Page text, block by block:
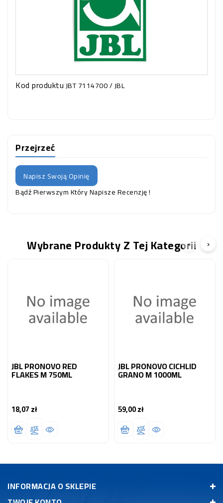
Kod produktuJBT 7114700 / JBL
Przejrzeć
Napisz Swoją Opinię
Bądź Pierwszym Który Napisze Recenzję !
Wybrane Produkty Z Tej Kategorii
JBL PRONOVO RED
FLAKES M 750ML
18,07 złCena
JBL PRONOVO CICHLID
GRANO M 1000ML
59,00 złCena
‹ ›
INFORMACJA O SKLEPIE